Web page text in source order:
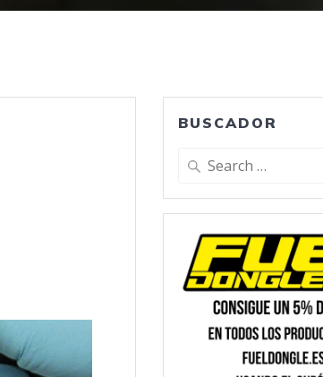
BUSCADOR
Search